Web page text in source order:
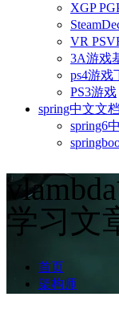
XGP
VR
3A游戏
ps4游戏
PS3游戏
spring中文文档
spring6
学习文
首页
架构师